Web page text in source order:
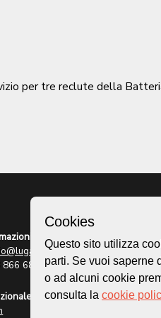
per tre reclute della
866 68 50
Cookies
Questo sito utilizza
parti. Se vuoi saperne
o ad alcuni cookie
consulta la cookie